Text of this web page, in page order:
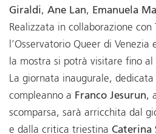
Giraldi, Ane Lan, Emanuela
Realizzata in collaborazione
l’Osservatorio Queer di
la mostra si potrà visitare fino
La giornata inaugurale,
compleanno a Franco Jesurun,
scomparsa, sarà arricchita dal
e dalla critica triestina Caterina